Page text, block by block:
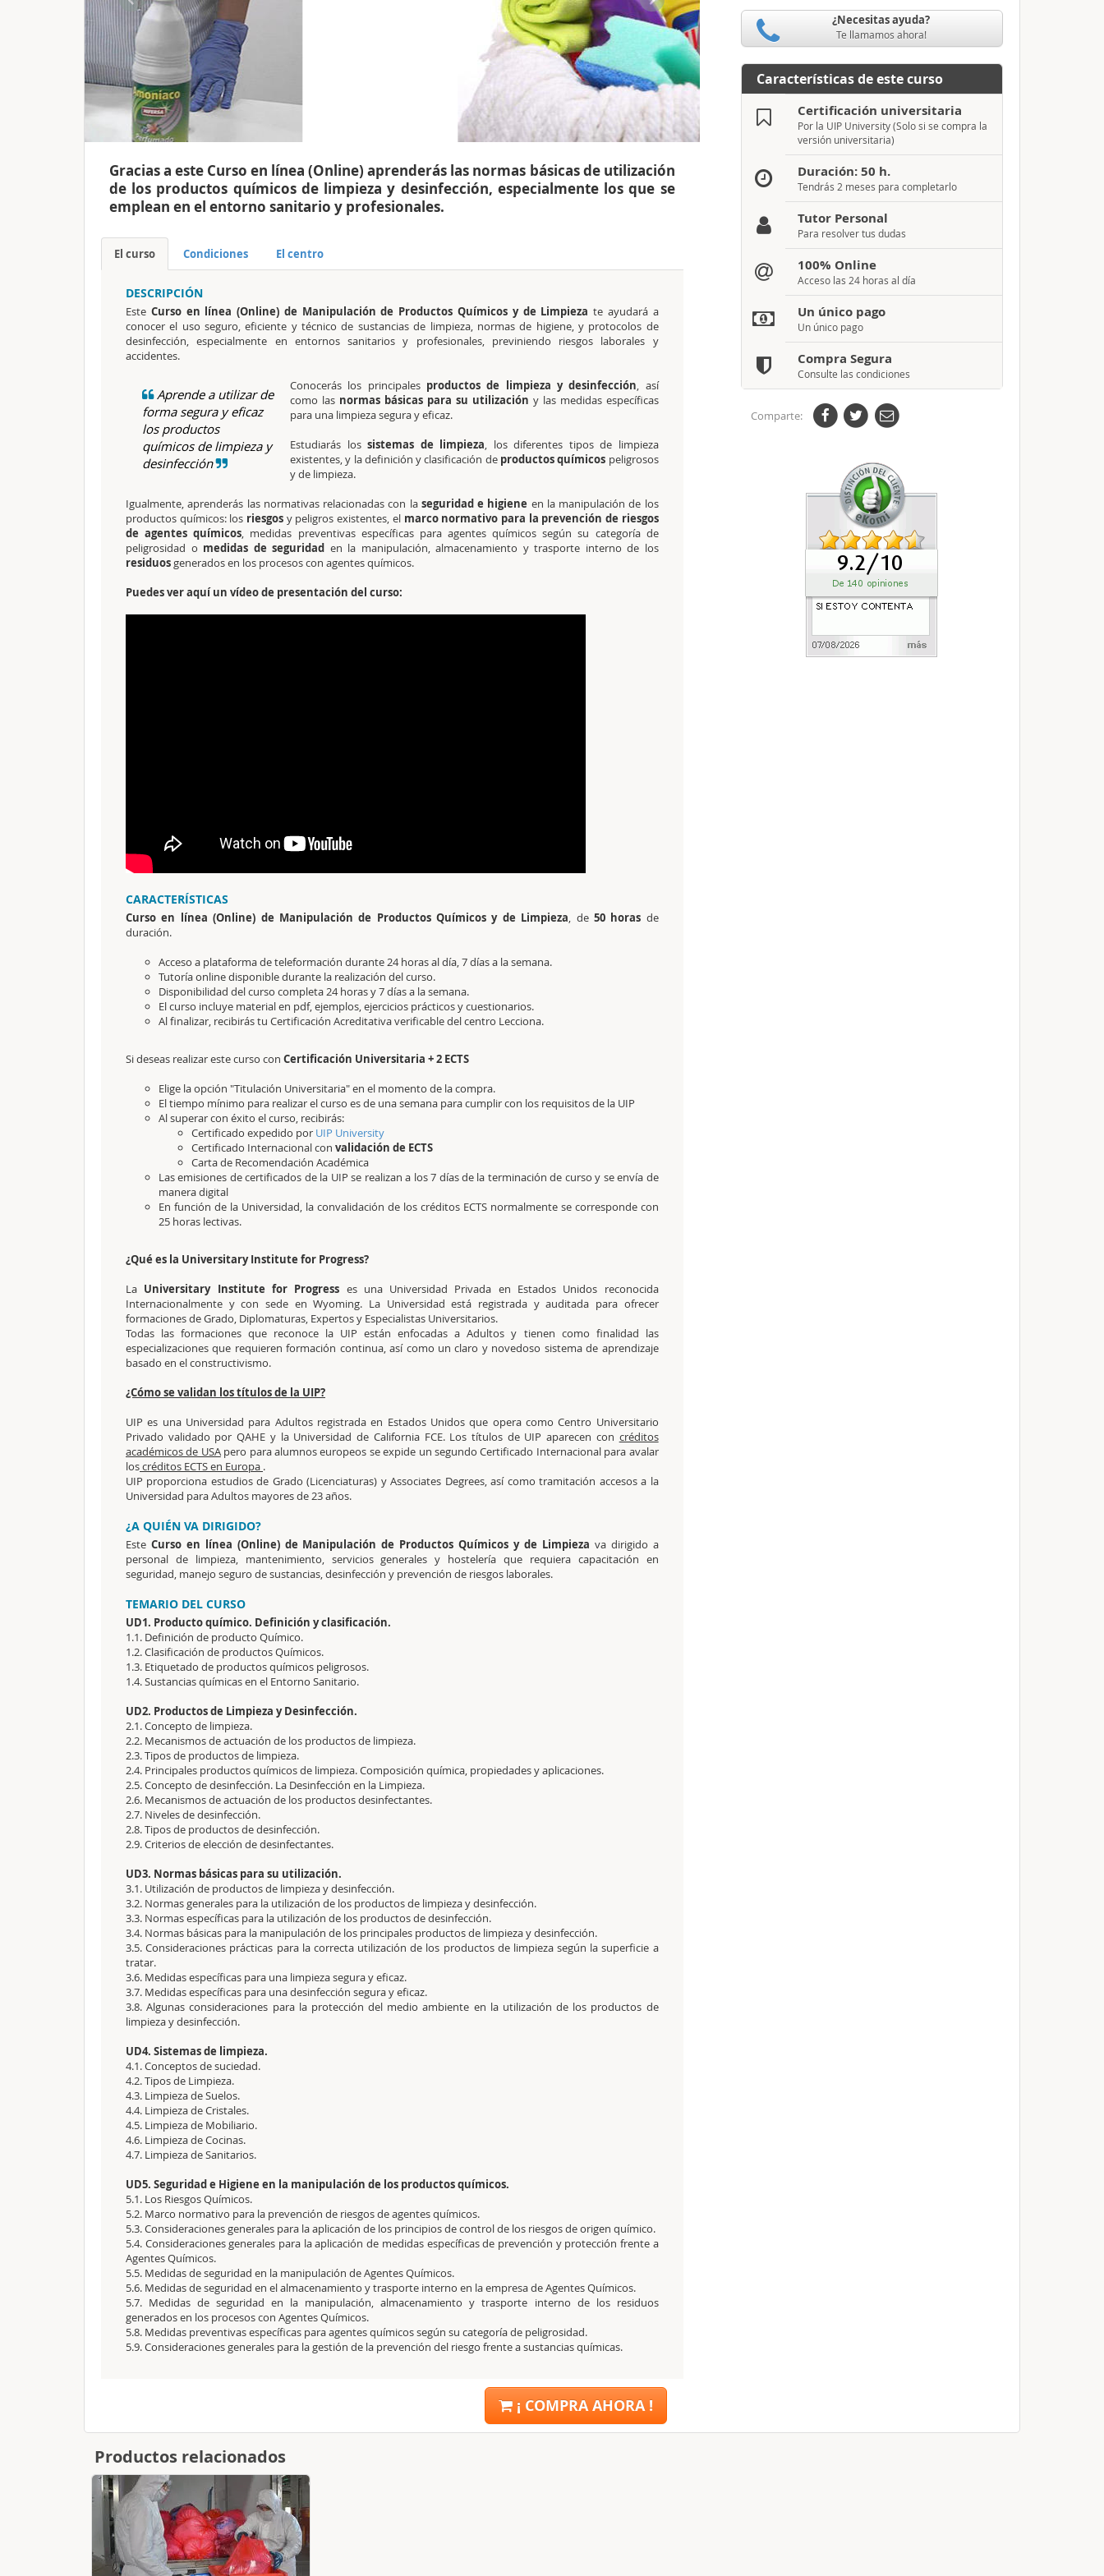
Gracias a este Curso en línea (Online) aprenderás las normas básicas de utilización
de los productos químicos de limpieza y desinfección, especialmente los que se
emplean en el entorno sanitario y profesionales.
El curso Condiciones El centro
DESCRIPCIÓN
Este Curso en línea (Online) de Manipulación de Productos Químicos y de Limpieza te ayudará a
conocer el uso seguro, eficiente y técnico de sustancias de limpieza, normas de higiene, y protocolos de
desinfección, especialmente en entornos sanitarios y profesionales, previniendo riesgos laborales y
accidentes.
Aprende a utilizar de
forma segura y eficaz
los productos
químicos de limpieza y
desinfección
Conocerás los principalesproductos de limpieza y desinfección, así
como las normas básicas para su utilización y las medidas específicas
para una limpieza segura y eficaz.
Estudiarás lossistemas de limpieza, los diferentes tipos de limpieza
existentes, y la definición y clasificación de productos químicos peligrosos
y de limpieza.
Igualmente, aprenderás las normativas relacionadas con laseguridad e higiene en la manipulación de los
productos químicos: los riesgos y peligros existentes, el marco normativo para la prevención de riesgos
de agentes químicos, medidas preventivas específicas para agentes químicos según su categoría de
peligrosidad o medidas de seguridad en la manipulación, almacenamiento y trasporte interno de los
residuosgenerados en los procesos con agentes químicos.
Puedes ver aquí un vídeo de presentación del curso:
CARACTERÍSTICAS
Curso en línea (Online) de Manipulación de Productos Químicos y de Limpieza, de 50 horas de
duración.
Acceso a plataforma de teleformación durante 24 horas al día, 7 días a la semana.
Tutoría online disponible durante la realización del curso.
Disponibilidad del curso completa 24 horas y 7 días a la semana.
El curso incluye material en pdf, ejemplos, ejercicios prácticos y cuestionarios.
Al finalizar, recibirás tu Certificación Acreditativa verificable del centro Lecciona.
Si deseas realizar este curso con Certificación Universitaria + 2 ECTS
Elige la opción "Titulación Universitaria" en el momento de la compra.
El tiempo mínimo para realizar el curso es de una semana para cumplir con los requisitos de la UIP
Al superar con éxito el curso, recibirás:
Certificado expedido por UIP University
Certificado Internacional con validación de ECTS
Carta de Recomendación Académica
Las emisiones de certificados de la UIP se realizan a los 7 días de la terminación de curso y se envía de
manera digital
En función de la Universidad, la convalidación de los créditos ECTS normalmente se corresponde con
25 horas lectivas.
¿Qué es la Universitary Institute for Progress?
La Universitary Institute for Progress es una Universidad Privada en Estados Unidos reconocida
Internacionalmente y con sede en Wyoming. La Universidad está registrada y auditada para ofrecer
formaciones de Grado, Diplomaturas, Expertos y Especialistas Universitarios.
Todas las formaciones que reconoce la UIP están enfocadas a Adultos y tienen como finalidad las
especializaciones que requieren formación continua, así como un claro y novedoso sistema de aprendizaje
basado en el constructivismo.
¿Cómo se validan los títulos de la UIP?
UIP es una Universidad para Adultos registrada en Estados Unidos que opera como Centro Universitario
Privado validado por QAHE y la Universidad de California FCE. Los títulos de UIP aparecen con créditos
académicos de USApero para alumnos europeos se expide un segundo Certificado Internacional para avalar
loscréditos ECTS en Europa .
UIP proporciona estudios de Grado (Licenciaturas) y Associates Degrees, así como tramitación accesos a la
Universidad para Adultos mayores de 23 años.
¿A QUIÉN VA DIRIGIDO?
Este Curso en línea (Online) de Manipulación de Productos Químicos y de Limpieza va dirigido a
personal de limpieza, mantenimiento, servicios generales y hostelería que requiera capacitación en
seguridad, manejo seguro de sustancias, desinfección y prevención de riesgos laborales.
TEMARIO DEL CURSO
UD1. Producto químico. Definición y clasificación.
1.1. Definición de producto Químico.
1.2. Clasificación de productos Químicos.
1.3. Etiquetado de productos químicos peligrosos.
1.4. Sustancias químicas en el Entorno Sanitario.
UD2. Productos de Limpieza y Desinfección.
2.1. Concepto de limpieza.
2.2. Mecanismos de actuación de los productos de limpieza.
2.3. Tipos de productos de limpieza.
2.4. Principales productos químicos de limpieza. Composición química, propiedades y aplicaciones.
2.5. Concepto de desinfección. La Desinfección en la Limpieza.
2.6. Mecanismos de actuación de los productos desinfectantes.
2.7. Niveles de desinfección.
2.8. Tipos de productos de desinfección.
2.9. Criterios de elección de desinfectantes.
UD3. Normas básicas para su utilización.
3.1. Utilización de productos de limpieza y desinfección.
3.2. Normas generales para la utilización de los productos de limpieza y desinfección.
3.3. Normas específicas para la utilización de los productos de desinfección.
3.4. Normas básicas para la manipulación de los principales productos de limpieza y desinfección.
3.5. Consideraciones prácticas para la correcta utilización de los productos de limpieza según la superficie a
tratar.
3.6. Medidas específicas para una limpieza segura y eficaz.
3.7. Medidas específicas para una desinfección segura y eficaz.
3.8. Algunas consideraciones para la protección del medio ambiente en la utilización de los productos de
limpieza y desinfección.
UD4. Sistemas de limpieza.
4.1. Conceptos de suciedad.
4.2. Tipos de Limpieza.
4.3. Limpieza de Suelos.
4.4. Limpieza de Cristales.
4.5. Limpieza de Mobiliario.
4.6. Limpieza de Cocinas.
4.7. Limpieza de Sanitarios.
UD5. Seguridad e Higiene en la manipulación de los productos químicos.
5.1. Los Riesgos Químicos.
5.2. Marco normativo para la prevención de riesgos de agentes químicos.
5.3. Consideraciones generales para la aplicación de los principios de control de los riesgos de origen químico.
5.4. Consideraciones generales para la aplicación de medidas específicas de prevención y protección frente a
Agentes Químicos.
5.5. Medidas de seguridad en la manipulación de Agentes Químicos.
5.6. Medidas de seguridad en el almacenamiento y trasporte interno en la empresa de Agentes Químicos.
5.7. Medidas de seguridad en la manipulación, almacenamiento y trasporte interno de los residuos
generados en los procesos con Agentes Químicos.
5.8. Medidas preventivas específicas para agentes químicos según su categoría de peligrosidad.
5.9. Consideraciones generales para la gestión de la prevención del riesgo frente a sustancias químicas.
¡ COMPRA AHORA !
¿Necesitas ayuda?
Te llamamos ahora!
Características de este curso
Certificación universitaria
Por la UIP University (Solo si se compra la
versión universitaria)
Duración: 50 h.
Tendrás 2 meses para completarlo
Tutor Personal
Para resolver tus dudas
100% Online
Acceso las 24 horas al día
Un único pago
Un único pago
Compra Segura
Consulte las condiciones
Comparte:
Productos relacionados